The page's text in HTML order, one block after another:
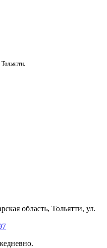
область, Тольятти, ул.